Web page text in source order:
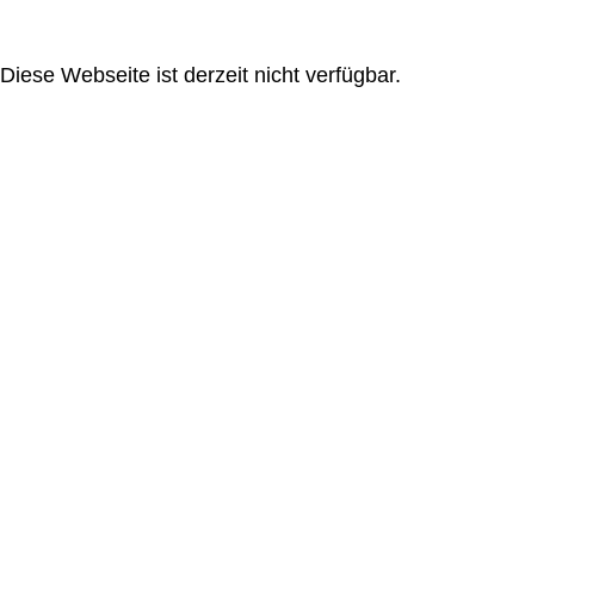
Diese Webseite ist derzeit nicht verfügbar.